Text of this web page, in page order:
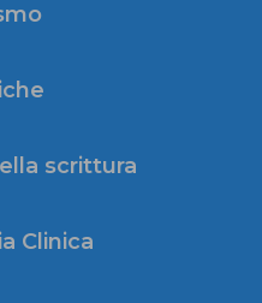
scrittura
Clinica